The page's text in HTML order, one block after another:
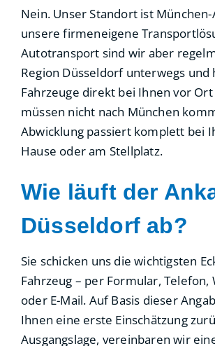
Nein. Unser Standort ist
unsere firmeneigene
Autotransport sind wir aber
Region Düsseldorf unterwegs und
Fahrzeuge direkt bei Ihnen vor Ort
müssen nicht nach München
Abwicklung passiert komplett bei
Hause oder am Stellplatz.
Wie läuft der
Düsseldorf ab?
Sie schicken uns die wichtigsten
Fahrzeug – per Formular, Telefon,
oder E-Mail. Auf Basis dieser
Ihnen eine erste Einschätzung
Ausgangslage, vereinbaren wir